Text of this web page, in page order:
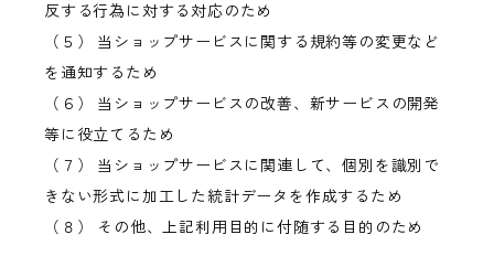
反する行為に対する対応のため
（５） 当ショップサービスに関する規約等の変更など
を通知するため
（６） 当ショップサービスの改善、新サービスの開発
等に役立てるため
（７） 当ショップサービスに関連して、個別を識別で
きない形式に加工した統計データを作成するため
（８） その他、上記利用目的に付随する目的のため